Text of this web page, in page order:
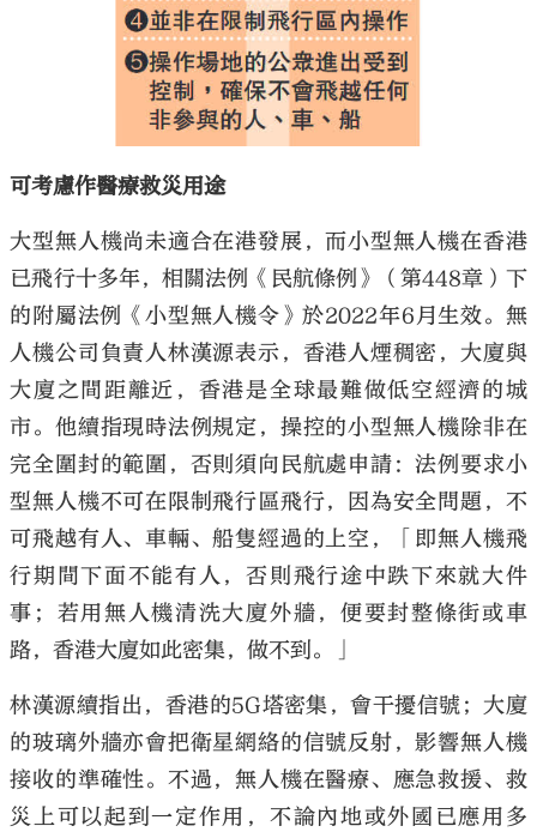
可考慮作醫療救災用途
大型無人機尚未適合在港發展，而小型無人機在香港
已飛行十多年，相關法例《民航條例》（第448章）下
的附屬法例《小型無人機令》於2022年6月生效。無
人機公司負責人林漢源表示，香港人煙稠密，大廈與
大廈之間距離近，香港是全球最難做低空經濟的城
市。他續指現時法例規定，操控的小型無人機除非在
完全圍封的範圍，否則須向民航處申請：法例要求小
型無人機不可在限制飛行區飛行，因為安全問題，不
可飛越有人、車輛、船隻經過的上空，「即無人機飛
行期間下面不能有人，否則飛行途中跌下來就大件
事；若用無人機清洗大廈外牆，便要封整條街或車
路，香港大廈如此密集，做不到。」
林漢源續指出，香港的5G塔密集，會干擾信號；大廈
的玻璃外牆亦會把衛星網絡的信號反射，影響無人機
接收的準確性。不過，無人機在醫療、應急救援、救
災上可以起到一定作用，不論內地或外國已應用多